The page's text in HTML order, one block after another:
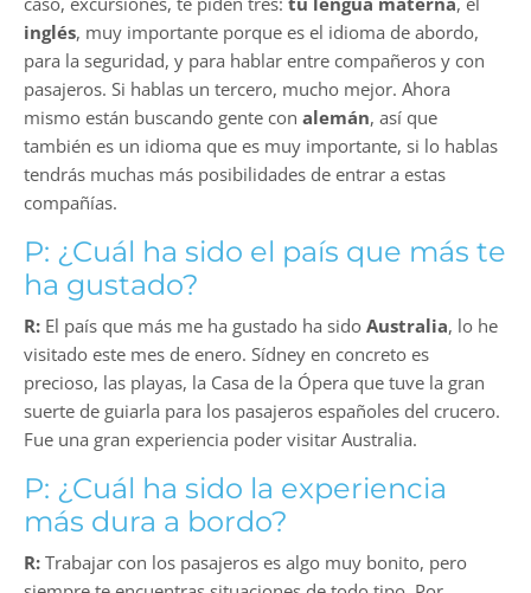
inglés, muy importante porque es el idioma de abordo,
para la seguridad, y para hablar entre compañeros y con
pasajeros. Si hablas un tercero, mucho mejor. Ahora
mismo están buscando gente con alemán, así que
también es un idioma que es muy importante, si lo hablas
tendrás muchas más posibilidades de entrar a estas
compañías.
P: ¿Cuál ha sido el país que más te
ha gustado?
R: El país que más me ha gustado ha sido Australia, lo he
visitado este mes de enero. Sídney en concreto es
precioso, las playas, la Casa de la Ópera que tuve la gran
suerte de guiarla para los pasajeros españoles del crucero.
Fue una gran experiencia poder visitar Australia.
P: ¿Cuál ha sido la experiencia
más dura a bordo?
R: Trabajar con los pasajeros es algo muy bonito, pero